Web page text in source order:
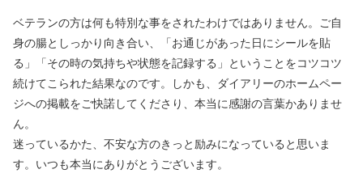
ベテランの方は何も特別な事をされたわけではありません。ご自
身の腸としっかり向き合い、「お通じがあった日にシールを貼
る」「その時の気持ちや状態を記録する」ということをコツコツ
続けてこられた結果なのです。しかも、ダイアリーのホームペー
ジへの掲載をご快諾してくださり、本当に感謝の言葉かありませ
ん。
迷っているかた、不安な方のきっと励みになっていると思いま
す。いつも本当にありがとうございます。